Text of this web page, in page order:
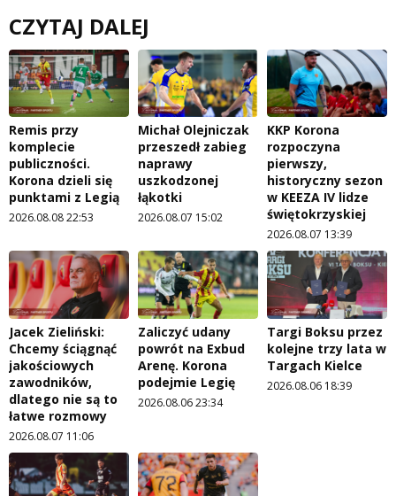
CZYTAJ DALEJ
Remis przy
komplecie
publiczności.
Korona dzieli się
punktami z Legią
2026.08.08 22:53
Michał Olejniczak
przeszedł zabieg
naprawy
uszkodzonej
łąkotki
2026.08.07 15:02
KKP Korona
rozpoczyna
pierwszy,
historyczny sezon
w KEEZA IV lidze
świętokrzyskiej
2026.08.07 13:39
Jacek Zieliński:
Chcemy ściągnąć
jakościowych
zawodników,
dlatego nie są to
łatwe rozmowy
2026.08.07 11:06
Zaliczyć udany
powrót na Exbud
Arenę. Korona
podejmie Legię
2026.08.06 23:34
Targi Boksu przez
kolejne trzy lata w
Targach Kielce
2026.08.06 18:39